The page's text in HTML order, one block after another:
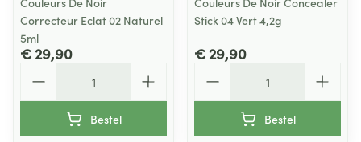
Correcteur Eclat 02 Naturel
5ml
€ 29,90
Bestel
Stick 04 Vert 4,2g
€ 29,90
Bestel